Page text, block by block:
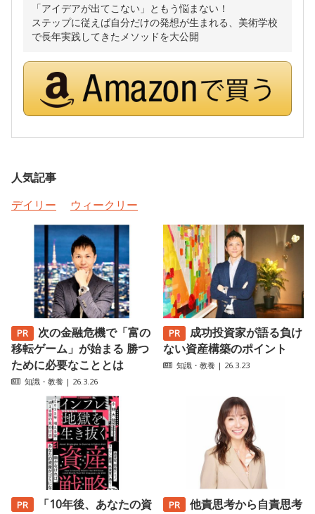
「アイデアが出てこない」ともう悩まない！
ステップに従えば自分だけの発想が生まれる、美術学校
で長年実践してきたメソッドを大公開
人気記事
デイリー
ウィークリー
次の金融危機で「富の
移転ゲーム」が始まる 勝つ
ために必要なこととは
知識・教養 | 26.3.26
成功投資家が語る負け
ない資産構築のポイント
知識・教養 | 26.3.23
「10年後、あなたの資
他責思考から自責思考